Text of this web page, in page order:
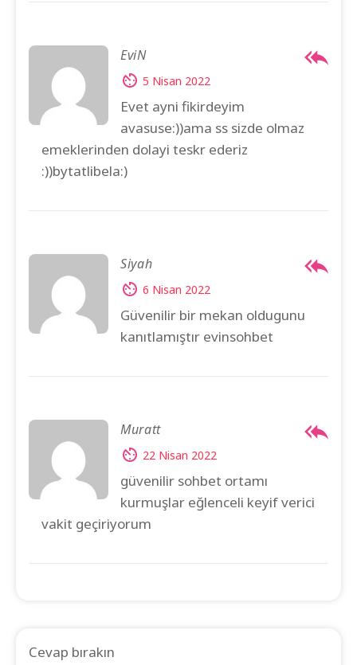
EviN
5 Nisan 2022
Evet ayni fikirdeyim
avasuse:))ama ss sizde olmaz
emeklerinden dolayi teskr ederiz
:))bytatlibela:)
Siyah
6 Nisan 2022
Güvenilir bir mekan oldugunu
kanıtlamıştır evinsohbet
Muratt
22 Nisan 2022
güvenilir sohbet ortamı
kurmuşlar eğlenceli keyif verici
vakit geçiriyorum
Cevap bırakın